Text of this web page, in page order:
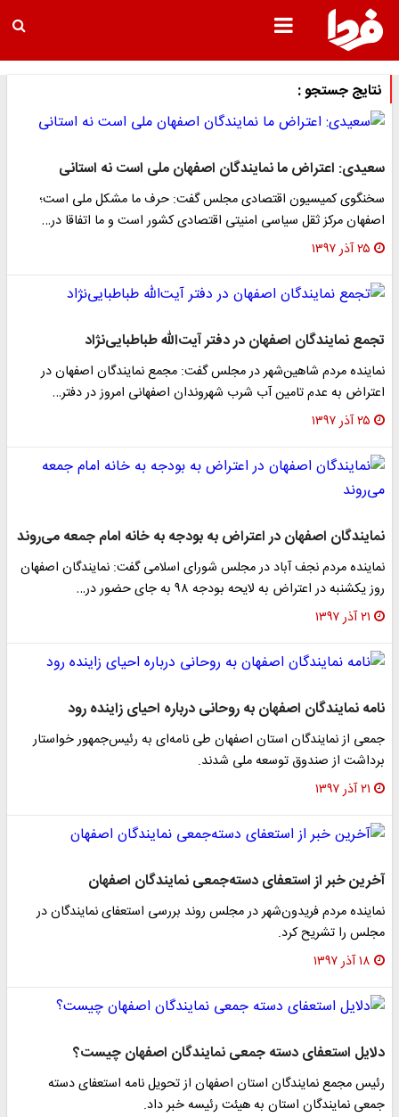
نتایج جستجو :
سعیدی: اعتراض ما نمایندگان اصفهان ملی است نه استانی
سخنگوی کمیسیون اقتصادی مجلس گفت: حرف ما مشکل ملی است؛
اصفهان مرکز ثقل سیاسی امنیتی اقتصادی کشور است و ما اتفاقا در…
۲۵ آذر ۱۳۹۷
تجمع نمایندگان اصفهان در دفتر آیت‌الله طباطبایی‌نژاد
نماینده مردم شاهین‌شهر در مجلس گفت: مجمع نمایندگان اصفهان در
اعتراض به عدم تامین آب شرب شهروندان اصفهانی امروز در دفتر…
۲۵ آذر ۱۳۹۷
نمایندگان اصفهان در اعتراض به بودجه به خانه امام جمعه می‌روند
نماینده مردم نجف آباد در مجلس شورای اسلامی گفت: نمایندگان اصفهان
روز یکشنبه در اعتراض به لایحه بودجه ۹۸ به جای حضور در…
۲۱ آذر ۱۳۹۷
نامه نمایندگان اصفهان به روحانی درباره احیای زاینده رود
جمعی از نمایندگان استان اصفهان طی نامه‌ای به رئیس‌جمهور خواستار
برداشت از صندوق توسعه ملی شدند.
۲۱ آذر ۱۳۹۷
آخرین خبر از استعفای دسته‌جمعی نمایندگان اصفهان
نماینده مردم فریدون‌شهر در مجلس روند بررسی استعفای نمایندگان در
مجلس را تشریح کرد.
۱۸ آذر ۱۳۹۷
دلایل استعفای دسته جمعی نمایندگان اصفهان چیست؟
رئیس مجمع نمایندگان استان اصفهان از تحویل نامه استعفای دسته
جمعی نمایندگان استان به هیئت رئیسه خبر داد.